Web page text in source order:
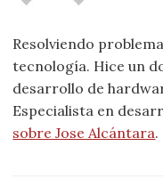
Resolviendo
tecnología. Hice un
desarrollo de
Especialista en
sobre Jose Alcántara.